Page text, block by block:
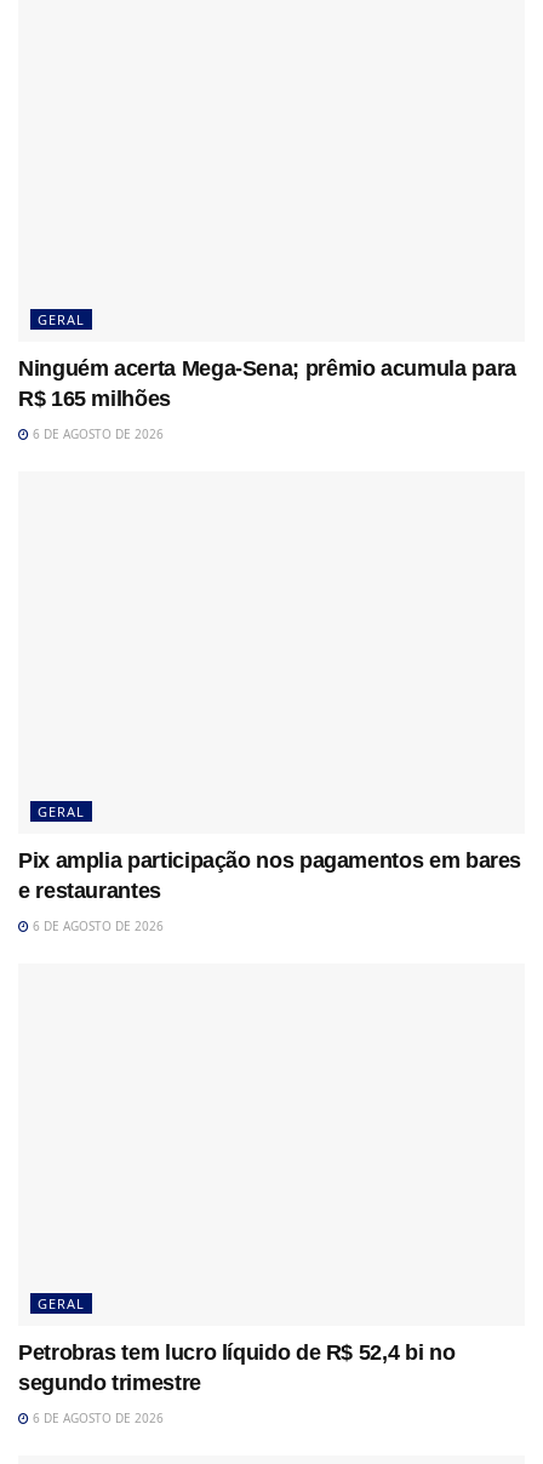
GERAL
Ninguém acerta Mega-Sena; prêmio acumula para
R$ 165 milhões
6 DE AGOSTO DE 2026
GERAL
Pix amplia participação nos pagamentos em bares
e restaurantes
6 DE AGOSTO DE 2026
GERAL
Petrobras tem lucro líquido de R$ 52,4 bi no
segundo trimestre
6 DE AGOSTO DE 2026